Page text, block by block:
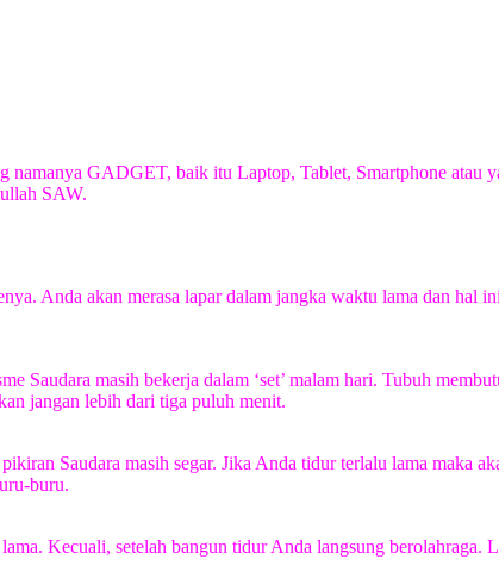
GADGET, baik itu Laptop, Tablet, Smartphone atau
SAW.
Anda akan merasa lapar dalam jangka waktu lama dan hal
Saudara masih bekerja dalam ‘set’ malam hari. Tubuh
jangan lebih dari tiga puluh menit.
Saudara masih segar. Jika Anda tidur terlalu lama maka
buru.
Kecuali, setelah bangun tidur Anda langsung berolahraga.